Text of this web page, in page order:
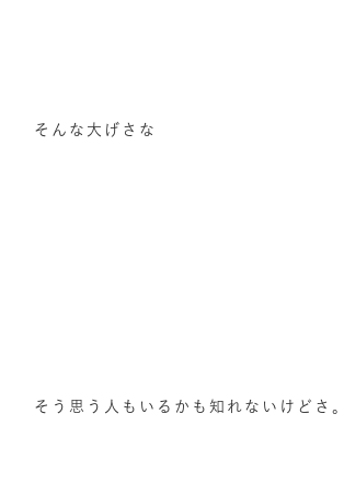
そんな大げさな
そう思う人もいるかも知れないけどさ。